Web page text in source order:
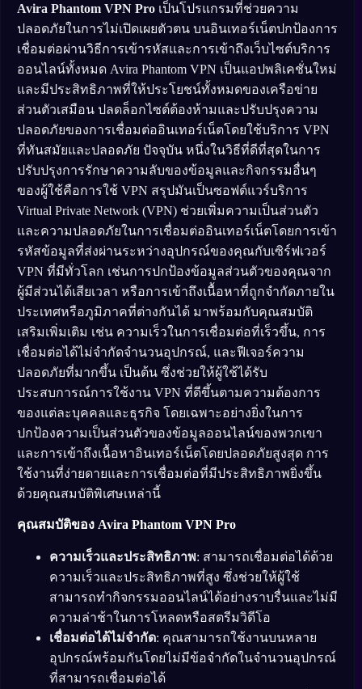
Avira Phantom VPN Pro เป็นโปรแกรมที่ช่วยความ
ปลอดภัยในการไม่เปิดเผยตัวตน บนอินเทอร์เน็ตปกป้องการ
เชื่อมต่อผ่านวิธีการเข้ารหัสและการเข้าถึงเว็บไซต์บริการ
ออนไลน์ทั้งหมด Avira Phantom VPN เป็นแอปพลิเคชั่นใหม่
และมีประสิทธิภาพที่ให้ประโยชน์ทั้งหมดของเครือข่าย
ส่วนตัวเสมือน ปลดล็อกไซต์ต้องห้ามและปรับปรุงความ
ปลอดภัยของการเชื่อมต่ออินเทอร์เน็ตโดยใช้บริการ VPN
ที่ทันสมัยและปลอดภัย ปัจจุบัน หนึ่งในวิธีที่ดีที่สุดในการ
ปรับปรุงการรักษาความลับของข้อมูลและกิจกรรมอื่นๆ
ของผู้ใช้คือการใช้ VPN สรุปมันเป็นซอฟต์แวร์บริการ
Virtual Private Network (VPN) ช่วยเพิ่มความเป็นส่วนตัว
และความปลอดภัยในการเชื่อมต่ออินเทอร์เน็ตโดยการเข้า
รหัสข้อมูลที่ส่งผ่านระหว่างอุปกรณ์ของคุณกับเซิร์ฟเวอร์
VPN ที่มีทั่วโลก เช่นการปกป้องข้อมูลส่วนตัวของคุณจาก
ผู้มีส่วนได้เสียเวลา หรือการเข้าถึงเนื้อหาที่ถูกจำกัดภายใน
ประเทศหรือภูมิภาคที่ต่างกันได้ มาพร้อมกับคุณสมบัติ
เสริมเพิ่มเติม เช่น ความเร็วในการเชื่อมต่อที่เร็วขึ้น, การ
เชื่อมต่อได้ไม่จำกัดจำนวนอุปกรณ์, และฟีเจอร์ความ
ปลอดภัยที่มากขึ้น เป็นต้น ซึ่งช่วยให้ผู้ใช้ได้รับ
ประสบการณ์การใช้งาน VPN ที่ดีขึ้นตามความต้องการ
ของแต่ละบุคคลและธุรกิจ โดยเฉพาะอย่างยิ่งในการ
ปกป้องความเป็นส่วนตัวของข้อมูลออนไลน์ของพวกเขา
และการเข้าถึงเนื้อหาอินเทอร์เน็ตโดยปลอดภัยสูงสุด การ
ใช้งานที่ง่ายดายและการเชื่อมต่อที่มีประสิทธิภาพยิ่งขึ้น
ด้วยคุณสมบัติพิเศษเหล่านี้
คุณสมบัติของ Avira Phantom VPN Pro
ความเร็วและประสิทธิภาพ: สามารถเชื่อมต่อได้ด้วย
ความเร็วและประสิทธิภาพที่สูง ซึ่งช่วยให้ผู้ใช้
สามารถทำกิจกรรมออนไลน์ได้อย่างราบรื่นและไม่มี
ความล่าช้าในการโหลดหรือสตรีมวิดีโอ
เชื่อมต่อได้ไม่จำกัด: คุณสามารถใช้งานบนหลาย
อุปกรณ์พร้อมกันโดยไม่มีข้อจำกัดในจำนวนอุปกรณ์
ที่สามารถเชื่อมต่อได้